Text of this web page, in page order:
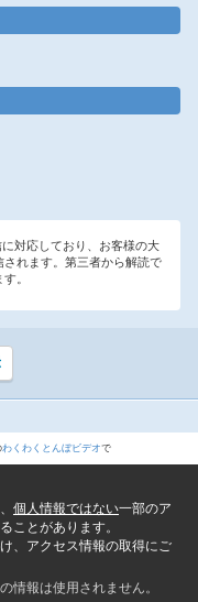
対応しており、お客様の大
れます。第三者から解読で
。
わくわくとんぼビデオで
個人情報ではない一部のア
ことがあります。
、アクセス情報の取得にご
情報は使用されません。